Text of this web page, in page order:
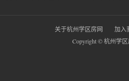
关于杭州学区房网
加入
Copyright © 杭州学